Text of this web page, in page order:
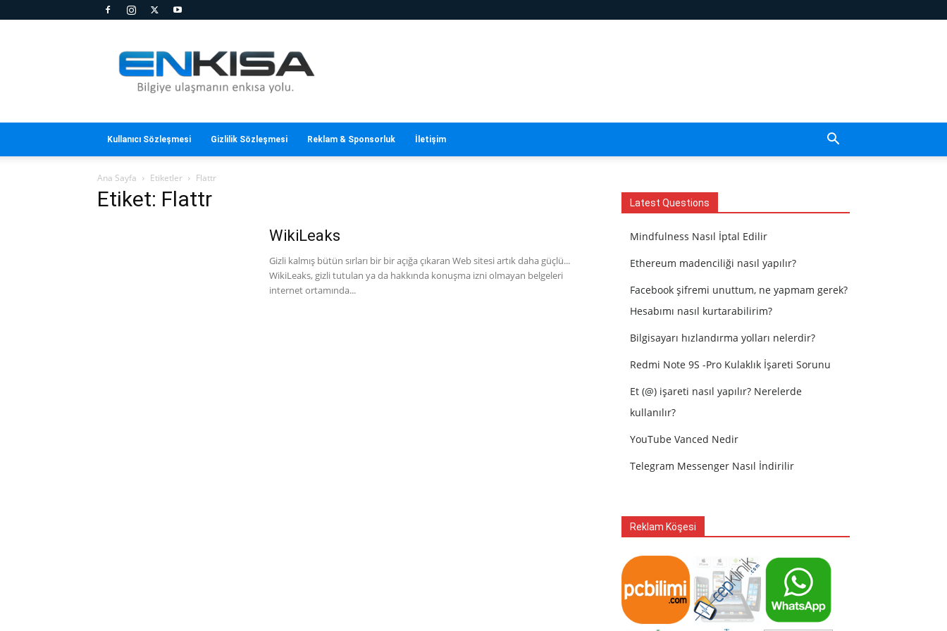
Kısa
Kullanıcı Sözleşmesi Gizlilik Sözleşmesi Reklam & Sponsorluk İletişim
Ana Sayfa Etiketler Flattr
Etiket: Flattr
WikiLeaks
Gizli kalmış bütün sırları bir bir açığa çıkaran Web sitesi artık daha güçlü...
WikiLeaks, gizli tutulan ya da hakkında konuşma izni olmayan belgeleri
internet ortamında...
Latest Questions
Mindfulness Nasıl İptal Edilir
Ethereum madenciliği nasıl yapılır?
Facebook şifremi unuttum, ne yapmam gerek?
Hesabımı nasıl kurtarabilirim?
Bilgisayarı hızlandırma yolları nelerdir?
Redmi Note 9S -Pro Kulaklık İşareti Sorunu
Et (@) işareti nasıl yapılır? Nerelerde
kullanılır?
YouTube Vanced Nedir
Telegram Messenger Nasıl İndirilir
Reklam Köşesi